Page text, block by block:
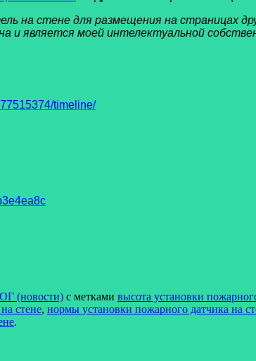
на стене для размещения на страницах
и является моей интелектуальной
timeline/
(новости) с метками высота установки
стене, нормы установки пожарного датчика на
.